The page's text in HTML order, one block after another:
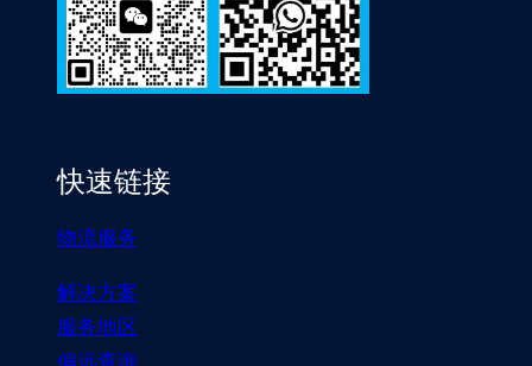
快速链接
物流服务
解决方案
服务地区